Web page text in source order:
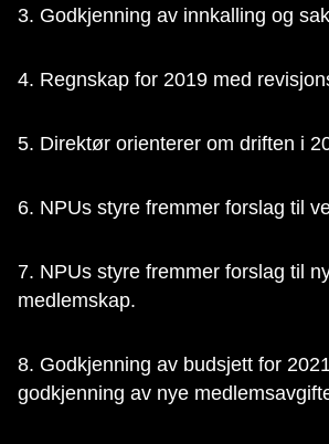
3. Godkjenning av innkalling og
4. Regnskap for 2019 med
5. Direktør orienterer om driften i
6. NPUs styre fremmer forslag til
7. NPUs styre fremmer forslag til
medlemskap.
8. Godkjenning av budsjett for
godkjenning av nye